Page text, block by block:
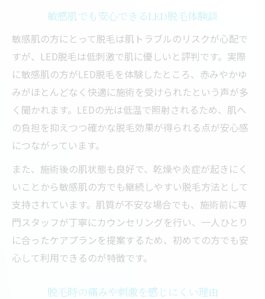
敏感肌でも安心できるLED脱毛体験談
敏感肌の方にとって脱毛は肌トラブルのリスクが心配で
すが、LED脱毛は低刺激で肌に優しいと評判です。実際
に敏感肌の方がLED脱毛を体験したところ、赤みやかゆ
みがほとんどなく快適に施術を受けられたという声が多
く聞かれます。LEDの光は低温で照射されるため、肌へ
の負担を抑えつつ確かな脱毛効果が得られる点が安心感
につながっています。
また、施術後の肌状態も良好で、乾燥や炎症が起きにく
いことから敏感肌の方でも継続しやすい脱毛方法として
支持されています。肌質が不安な場合でも、施術前に専
門スタッフが丁寧にカウンセリングを行い、一人ひとり
に合ったケアプランを提案するため、初めての方でも安
心して利用できるのが特徴です。
脱毛時の痛みや刺激を感じにくい理由